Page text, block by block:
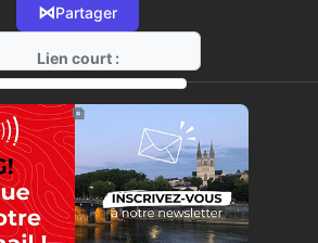
⋈Partager
Lien court :
https://radio-g.fr?13902
⧉